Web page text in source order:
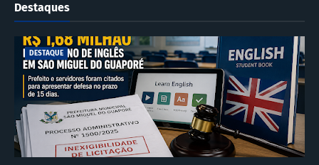
Destaques
DESTAQUE